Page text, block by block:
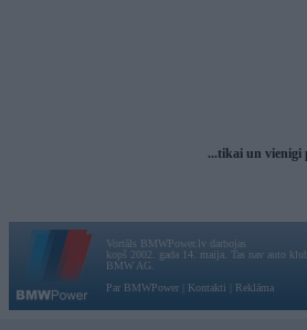
...tikai un vienigi
Vortāls BMWPower.lv darbojas
kopš 2002. gada 14. maija. Tas nav auto
BMW AG.
Par BMWPower
Kontakti Reklāma